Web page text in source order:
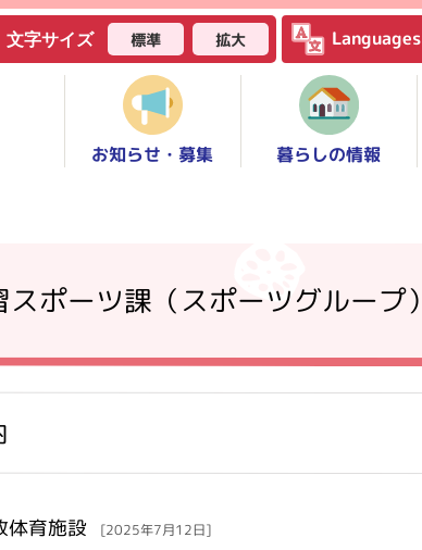
文字サイズ 標準 拡大 Languages
お知らせ・募集 暮らしの情報
ポーツ課（スポーツグループ）
体育施設 [2025年7月12日]